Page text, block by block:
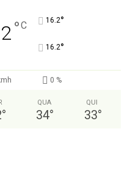
°C 16.2°
16.2°
0 %
°
QUA
34°
QUI
33°